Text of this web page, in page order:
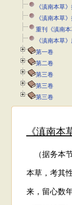
《滇南本草
《滇南本草
重刊《滇南
《滇南本草
第一卷
第二卷
第三卷
第三卷
第三卷